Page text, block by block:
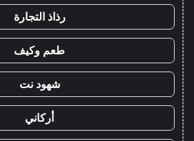
رذاذ التجارة
طعم وكيف
شهود نت
أركاني